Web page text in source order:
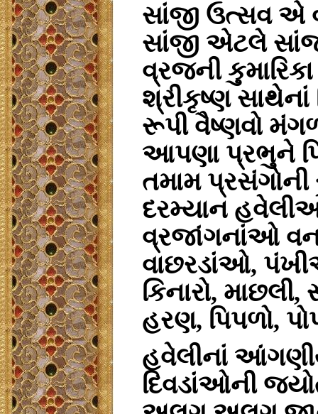
સાંજી ઉત્સવ એ
સાંજી એટલે
વ્રજની
શ્રીકૃષ્ણ
રૂપી વૈષ્ણવો
આપણા પ્રભુને
તમામ
દરમ્યાન
વ્રજાંગનાંઓ વન,
વાછરડાંઓ,
કિનારો,
હરણ, પિપળો,
હવેલીનાં
દિવડાંઓની